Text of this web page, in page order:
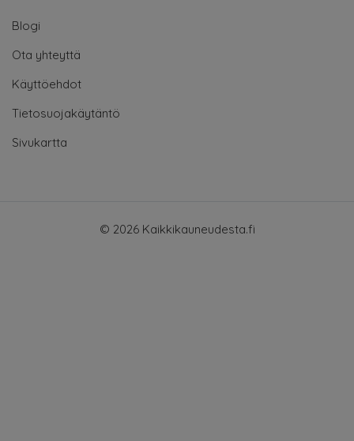
Blogi
Ota yhteyttä
Käyttöehdot
Tietosuojakäytäntö
Sivukartta
© 2026 Kaikkikauneudesta.fi